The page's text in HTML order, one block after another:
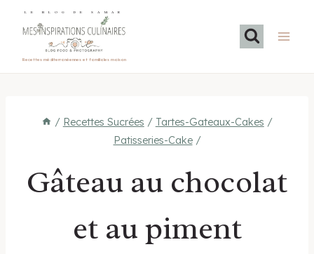
LE BLOG DE SAMAR
Recettes méditerranéennes et familiales maison
/ Recettes Sucrées / Tartes-Gateaux-Cakes /
Patisseries-Cake /
Gâteau au chocolat
et au piment